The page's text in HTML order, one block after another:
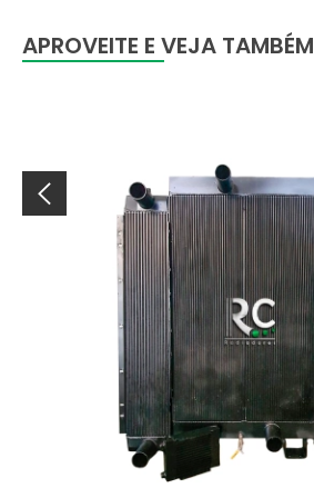
APROVEITE E VEJA TAMBÉM